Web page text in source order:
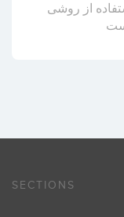
از روشی
SECTIONS